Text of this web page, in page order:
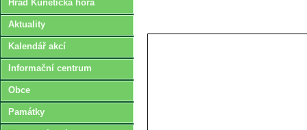
Hrad Kunětická hora
Aktuality
Kalendář akcí
Informační centrum
Obce
Památky